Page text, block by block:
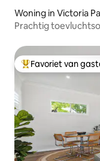
Woning in Victoria
Prachtig
Topfavoriet van
Favoriet van